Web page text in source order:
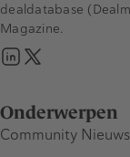
Onderwerpen
Community Nieuws
dealdatabase
Magazine.